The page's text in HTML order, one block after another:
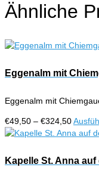
Ähnliche
Eggenalm mit
Eggenalm mit
€49,50 – €324,50
€49,50
Kapelle St. Anna